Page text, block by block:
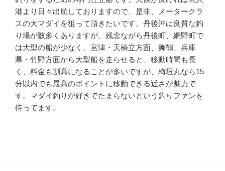
港より日々出航しておりますので、是非、メータークラ
スの大マダイを狙って頂きたいです。丹後沖は良質な釣
り場が数多くありますが、残念ながら丹後町、網野町で
は大型の船が少なく、宮津・天橋立方面、舞鶴、兵庫
県・竹野方面から大型船を走らせると、移動時間も長
く、料金も割高になることが多いですが、梅垣丸なら15
分以内でも最高のポイントに移動できる近さが魅力で
す。マダイ釣りが好きでたまらないという釣りファンを
待ってます。